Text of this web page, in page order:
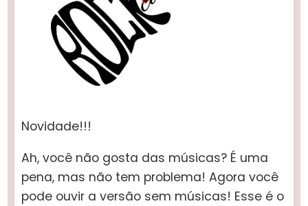
Novidade!!!
Ah, você não gosta das músicas? É uma
pena, mas não tem problema! Agora você
pode ouvir a versão sem músicas! Esse é o